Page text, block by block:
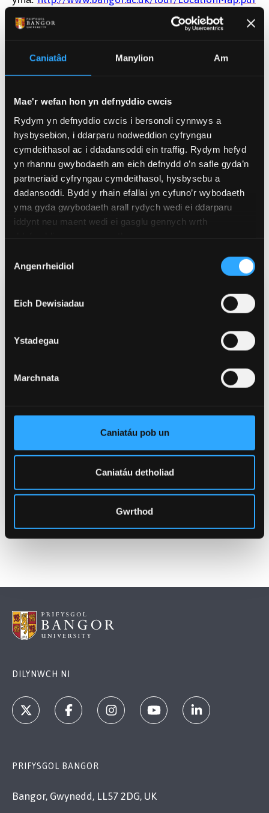
Caniatâd Manylion Am
Mae'r wefan hon yn defnyddio cwcis
Rydym yn defnyddio cwcis i bersonoli cynnwys a
hysbysebion, i ddarparu nodweddion cyfryngau
cymdeithasol ac i ddadansoddi ein traffig. Rydym hefyd
yn rhannu gwybodaeth am eich defnydd o’n safle gyda’n
partneriaid cyfryngau cymdeithasol, hysbysebu a
dadansoddi. Bydd y rhain efallai yn cyfuno’r wybodaeth
yma gyda gwybodaeth arall rydych wedi ei ddarparu
iddynt neu maent wedi ei gasglu gennych wrth
Caniatâd
Angenrheidiol
Eich Dewisiadau
Ystadegau
Marchnata
Caniatáu pob un
Caniatáu detholiad
Gwrthod
Ysbrydoli'r Dyfodol
Dyddiad ac Amser
Adeilad Brambell, Ffordd Deiniol Bangor
LL57 1DT
DILYNWCH NI
PRIFYSGOL BANGOR
Bangor, Gwynedd, LL57 2DG, UK